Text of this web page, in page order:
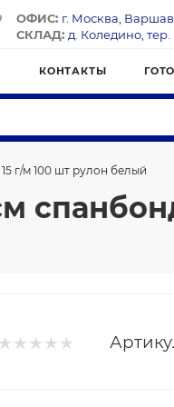
ОФИС: г. Москва,
СКЛАД: д. Коледино,
КОНТАКТЫ
г/м 100 шт рулон белый